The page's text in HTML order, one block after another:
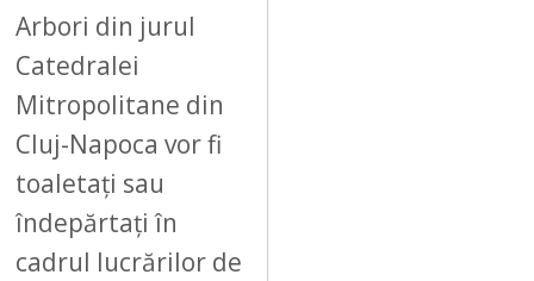
Arbori din jurul
Catedralei
Mitropolitane din
Cluj-Napoca vor fi
toaletați sau
îndepărtați în
cadrul lucrărilor de